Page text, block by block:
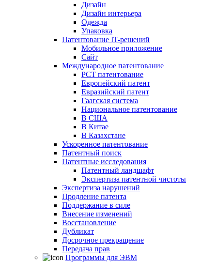
Дизайн
Дизайн интерьера
Одежда
Упаковка
Патентование IT-решений
Мобильное приложение
Сайт
Международное патентование
PCT патентование
Европейский патент
Евразийский патент
Гаагская система
Национальное патентование
В США
В Китае
В Казахстане
Ускоренное патентование
Патентный поиск
Патентные исследования
Патентный ландшафт
Экспертиза патентной чистоты
Экспертиза нарушений
Продление патента
Поддержание в силе
Внесение изменений
Восстановление
Дубликат
Досрочное прекращение
Передача прав
Программы для ЭВМ